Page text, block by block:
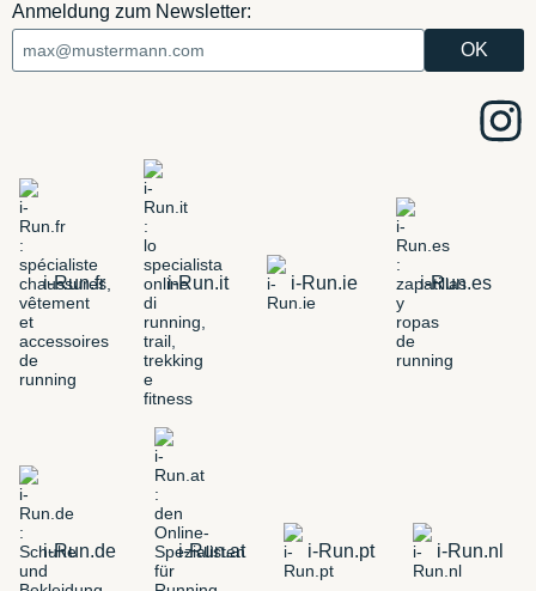
Anmeldung zum Newsletter:
i-Run.fr i-Run.it i-Run.ie i-Run.es
i-Run.de i-Run.at i-Run.pt i-Run.nl